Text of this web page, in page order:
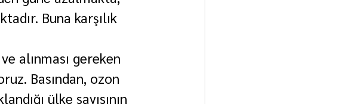
Buna karşılık
alınması gereken
Basından, ozon
ülke sayısının